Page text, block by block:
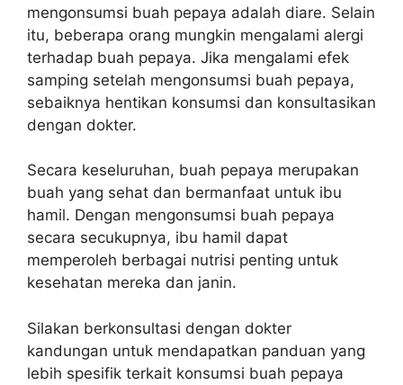
mengonsumsi buah pepaya adalah diare. Selain
itu, beberapa orang mungkin mengalami alergi
terhadap buah pepaya. Jika mengalami efek
samping setelah mengonsumsi buah pepaya,
sebaiknya hentikan konsumsi dan konsultasikan
dengan dokter.
Secara keseluruhan, buah pepaya merupakan
buah yang sehat dan bermanfaat untuk ibu
hamil. Dengan mengonsumsi buah pepaya
secara secukupnya, ibu hamil dapat
memperoleh berbagai nutrisi penting untuk
kesehatan mereka dan janin.
Silakan berkonsultasi dengan dokter
kandungan untuk mendapatkan panduan yang
lebih spesifik terkait konsumsi buah pepaya